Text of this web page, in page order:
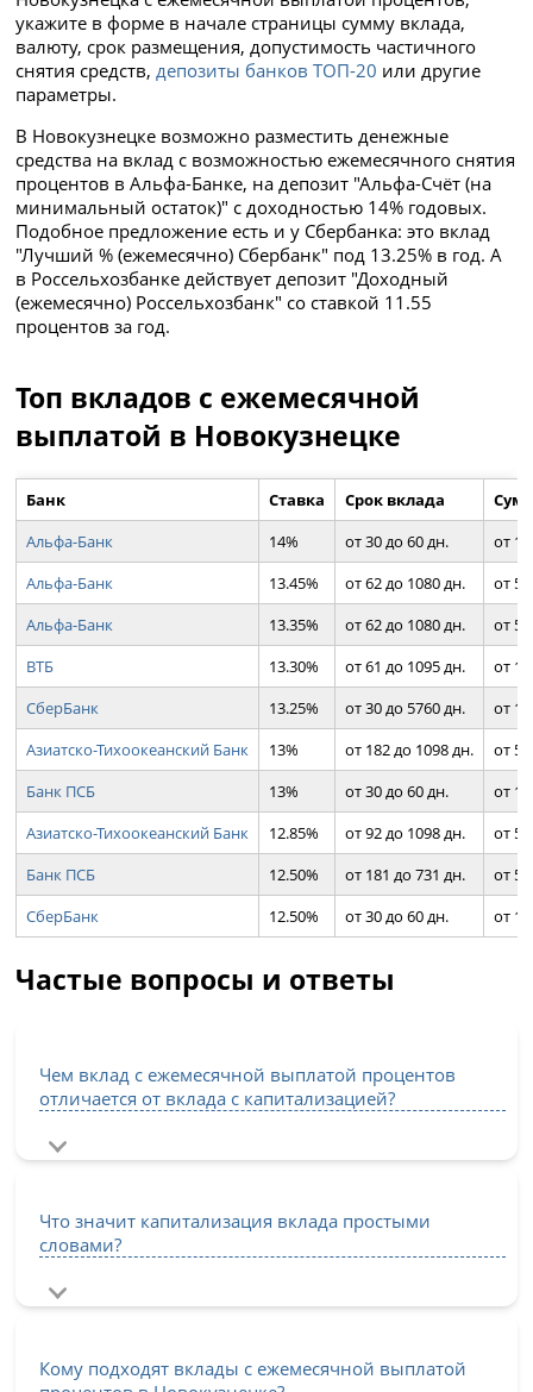
укажите в форме в начале страницы сумму вклада,
валюту, срок размещения, допустимость частичного
снятия средств, депозиты банков ТОП-20 или другие
параметры.
В Новокузнецке возможно разместить денежные
средства на вклад с возможностью ежемесячного снятия
процентов в Альфа-Банке, на депозит "Альфа-Счёт (на
минимальный остаток)" с доходностью 14% годовых.
Подобное предложение есть и у Сбербанка: это вклад
"Лучший % (ежемесячно) Сбербанк" под 13.25% в год. А
в Россельхозбанке действует депозит "Доходный
(ежемесячно) Россельхозбанк" со ставкой 11.55
процентов за год.
Топ вкладов с ежемесячной
выплатой в Новокузнецке
Банк Ставка Срок вклада
Альфа-Банк
14% от 30 до 60 дн.
от 1
Альфа-Банк
13.45% от 62 до 1080 дн.
от
Альфа-Банк
13.35% от 62 до 1080 дн.
от
ВТБ
13.30% от 61 до 1095 дн.
от
СберБанк
13.25% от 30 до 5760 дн.
от
Азиатско-Тихоокеанский Банк
13% от 182 до 1098 дн.
от
Банк ПСБ
13% от 30 до 60 дн.
от 1
Азиатско-Тихоокеанский Банк
12.85% от 92 до 1098 дн.
от
Банк ПСБ
12.50% от 181 до 731 дн.
от
СберБанк
12.50% от 30 до 60 дн. от 1
Частые вопросы и ответы
Чем вклад с ежемесячной выплатой процентов
отличается от вклада с капитализацией?
Что значит капитализация вклада простыми
словами?
Кому подходят вклады с ежемесячной выплатой